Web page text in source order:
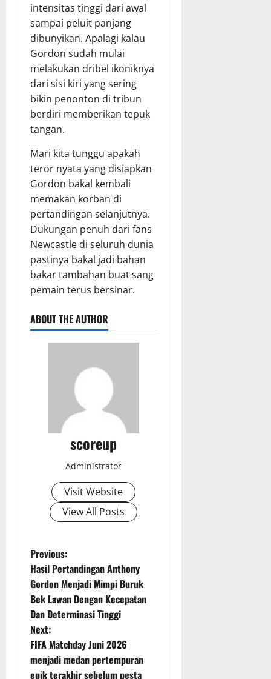
intensitas tinggi dari awal
sampai peluit panjang
dibunyikan. Apalagi kalau
Gordon sudah mulai
melakukan dribel ikoniknya
dari sisi kiri yang sering
bikin penonton di tribun
berdiri memberikan tepuk
tangan.
Mari kita tunggu apakah
teror nyata yang disiapkan
Gordon bakal kembali
memakan korban di
pertandingan selanjutnya.
Dukungan penuh dari fans
Newcastle di seluruh dunia
pastinya bakal jadi bahan
bakar tambahan buat sang
pemain terus bersinar.
ABOUT THE AUTHOR
scoreup
Administrator
Visit Website
View All Posts
P
o
s
t
n
Previous:
Hasil Pertandingan Anthony
Gordon Menjadi Mimpi Buruk
Bek Lawan Dengan Kecepatan
Dan Determinasi Tinggi
Next:
FIFA Matchday Juni 2026
menjadi medan pertempuran
epik terakhir sebelum pesta